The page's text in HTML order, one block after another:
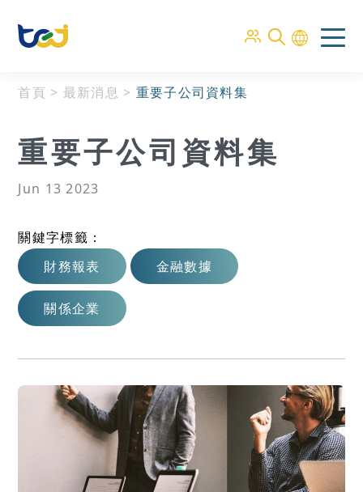
首頁 > 最新消息 > 重要子公司資料集
重要子公司資料集
Jun 13 2023
關鍵字標籤：
財務報表
金融數據
關係企業